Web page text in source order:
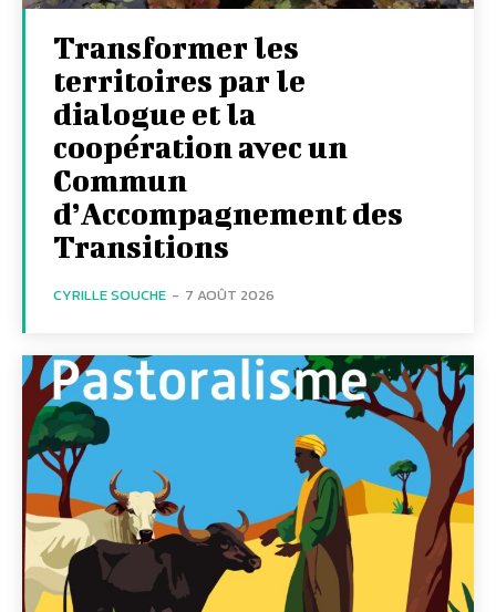
Transformer les
territoires par le
dialogue et la
coopération avec un
Commun
d’Accompagnement des
Transitions
CYRILLE SOUCHE - 7 AOÛT 2026